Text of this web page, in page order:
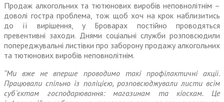
Продаж алкогольних та тютюнових виробів неповнолітнім –
доволі гостра проблема, тож щоб хоч на крок наблизитись
до її вирішення, у Броварах постійно проводяться
превентивні заходи. Днями соціальні служби розповсюдили
попереджувальні листівки про заборону продажу алкогольних
та тютюнових виробів неповнолітнім.
“Ми вже не вперше проводимо такі профілактичні акції.
Працювали спільно із поліцією, розповсюджували листи всім
суб`єктам господарювання: магазинам та кіоскам. Це